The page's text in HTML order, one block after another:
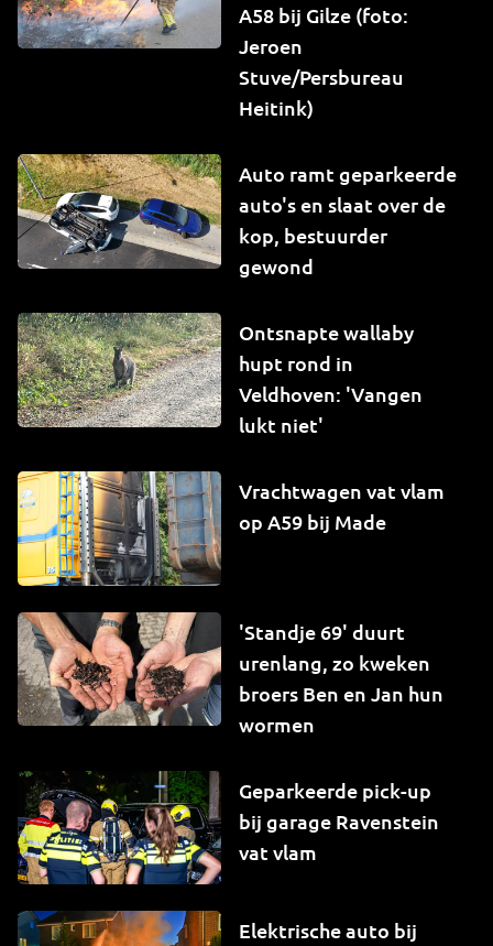
A58 bij Gilze (foto:
Jeroen
Stuve/Persbureau
Heitink)
Auto ramt geparkeerde
auto's en slaat over de
kop, bestuurder
gewond
Ontsnapte wallaby
hupt rond in
Veldhoven: 'Vangen
lukt niet'
Vrachtwagen vat vlam
op A59 bij Made
'Standje 69' duurt
urenlang, zo kweken
broers Ben en Jan hun
wormen
Geparkeerde pick-up
bij garage Ravenstein
vat vlam
Elektrische auto bij